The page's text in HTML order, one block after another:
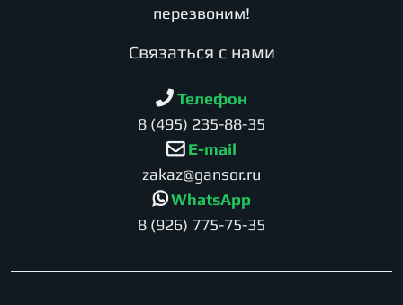
перезвоним!
Cвязаться с нами
Телефон
8 (495) 235-88-35
E-mail
zakaz@gansor.ru
WhatsApp
8 (926) 775-75-35